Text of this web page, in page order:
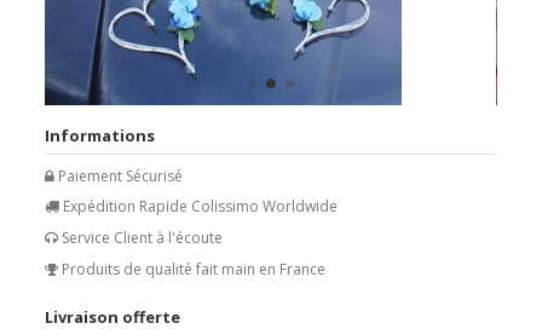
Informations
Paiement Sécurisé
Expédition Rapide Colissimo Worldwide
Service Client à l'écoute
Produits de qualité fait main en France
Livraison offerte